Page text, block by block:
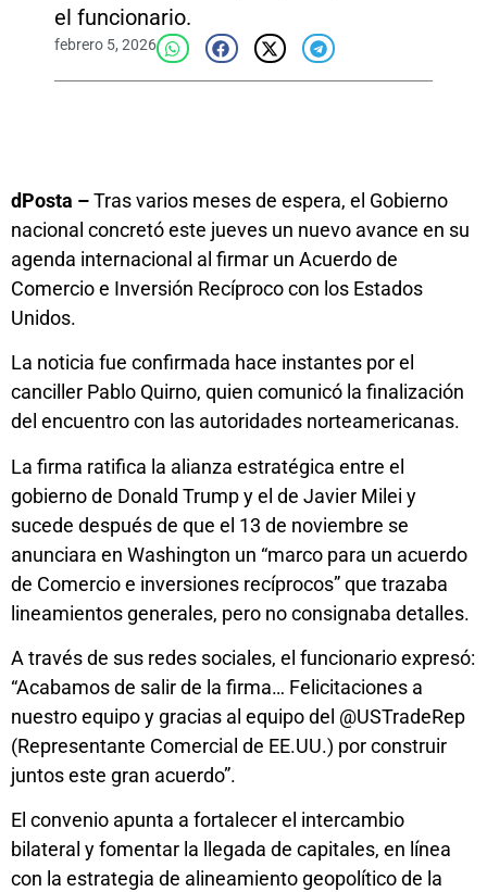
el funcionario.
febrero 5, 2026
dPosta –Tras varios meses de espera, el Gobierno
nacional concretó este jueves un nuevo avance en su
agenda internacional al firmar un Acuerdo de
Comercio e Inversión Recíproco con los Estados
Unidos.
La noticia fue confirmada hace instantes por el
canciller Pablo Quirno, quien comunicó la finalización
del encuentro con las autoridades norteamericanas.
La firma ratifica la alianza estratégica entre el
gobierno de Donald Trump y el de Javier Milei y
sucede después de que el 13 de noviembre se
anunciara en Washington un “marco para un acuerdo
de Comercio e inversiones recíprocos” que trazaba
lineamientos generales, pero no consignaba detalles.
A través de sus redes sociales, el funcionario expresó:
“Acabamos de salir de la firma… Felicitaciones a
nuestro equipo y gracias al equipo del @USTradeRep
(Representante Comercial de EE.UU.) por construir
juntos este gran acuerdo”.
El convenio apunta a fortalecer el intercambio
bilateral y fomentar la llegada de capitales, en línea
con la estrategia de alineamiento geopolítico de la